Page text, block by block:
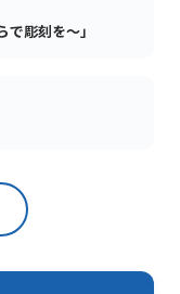
彫刻を～」